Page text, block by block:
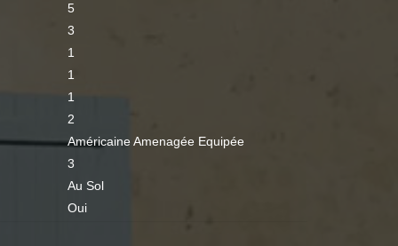
5
3
1
1
1
2
Américaine Amenagée Equipée
3
Au Sol
Oui